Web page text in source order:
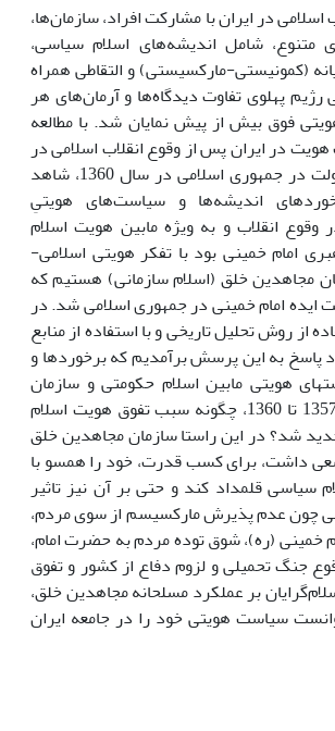
اسلامی در ایران با مشارکت افراد، سازمان‌ها،
متنوع، شامل اندیشه‌های اسلام سیاسی،
(کمونیستی-مارکسیستی) و التقاطی همراه
رژیم پهلوی تفاوت دیدگاه‌ها و آرمان‌های هر
فوق بیش از پیش نمایان شد. با مطالعه
در ایران پس از وقوع انقلاب اسلامی در
1357، تا تثبیت دولت در جمهوری اسلامی در سال 1360، شاهد
اندیشه‌ها و سیاست‌های هویتیِ
وقوع انقلاب و به ویژه مابین هویت اسلام
امام خمینی بود با تفکر هویتی اسلامی-
مجاهدین خلق (اسلام سازمانی) هستیم که
ایده امام خمینی در جمهوری اسلامی شد. در
از روش تحلیل تاریخی و با استفاده از منابع
پاسخ به این پرسش برآمدیم که برخوردها و
هویتی مابین اسلام حکومتی و سازمان
مجاهدین خلق از 1357 تا 1360، چگونه سبب تفوق هویت اسلام
شد؟ در این راستا سازمان مجاهدین خلق
سعی داشت، برای کسب قدرت، خود را همسو با
سیاسی قلمداد کند و حتی بر آن نیز تاثیر
چون عدم پذیرش مارکسیسم از سوی مردم،
خمینی (ره)، شوق توده مردم به حضرت امام،
جنگ تحمیلی و لزوم دفاع از کشور و تفوق
بر عملکرد مسلحانه مجاهدین خلق،
سیاست هویتی خود را در جامعه ایران